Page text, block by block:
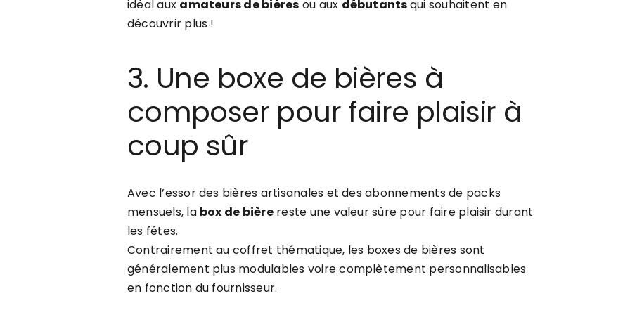
idéal aux amateurs de bières ou aux débutantsqui souhaitent en
découvrir plus !
3. Une boxe de bières à
composer pour faire plaisir à
coup sûr
Avec l’essor des bières artisanales et des abonnements de packs
mensuels, la box de bièrereste une valeur sûre pour faire plaisir durant
les fêtes.
Contrairement au coffret thématique, les boxes de bières sont
généralement plus modulables voire complètement personnalisables
en fonction du fournisseur.